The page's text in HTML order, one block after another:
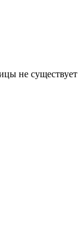
не существует